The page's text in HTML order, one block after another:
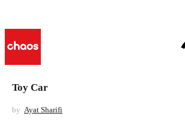
Toy Car
by Ayat Sharifi